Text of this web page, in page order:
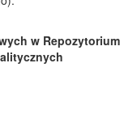
w Repozytorium